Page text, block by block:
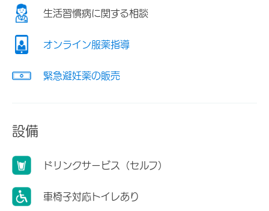
生活習慣病に関する相談
オンライン服薬指導
緊急避妊薬の販売
設備
ドリンクサービス（セルフ）
車椅子対応トイレあり